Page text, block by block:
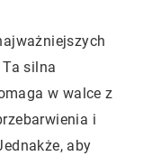
silna
w walce z
i
aby